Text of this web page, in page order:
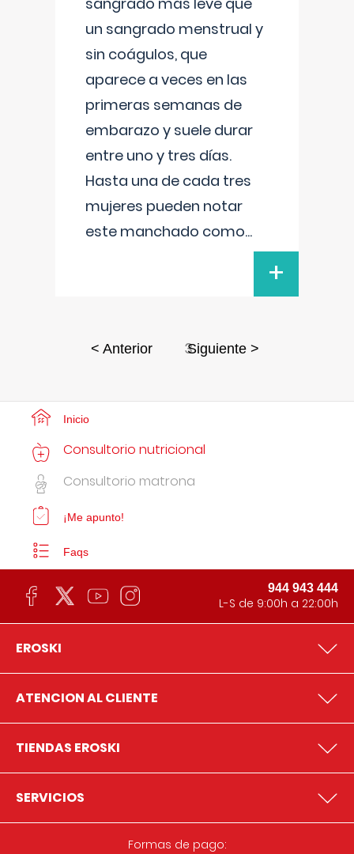
un sangrado menstrual y
sin coágulos, que
aparece a veces en las
primeras semanas de
embarazo y suele durar
entre uno y tres días.
Hasta una de cada tres
mujeres pueden notar
este manchado como...
+
< Anterior 3Siguiente >
Inicio
Consultorio nutricional
Consultorio matrona
¡Me apunto!
Faqs
944 943 444
L-S de 9:00h a 22:00h
EROSKI
ATENCION AL CLIENTE
TIENDAS EROSKI
SERVICIOS
Formas de pago: